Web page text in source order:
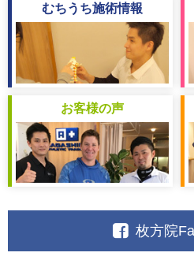
むちうち施術情報
お客様の声
枚方院